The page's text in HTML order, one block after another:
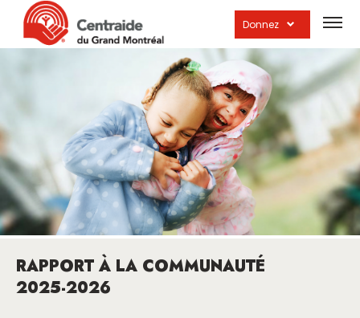
Donnez
la
site
RAPPORT À LA COMMUNAUTÉ
2025-2026